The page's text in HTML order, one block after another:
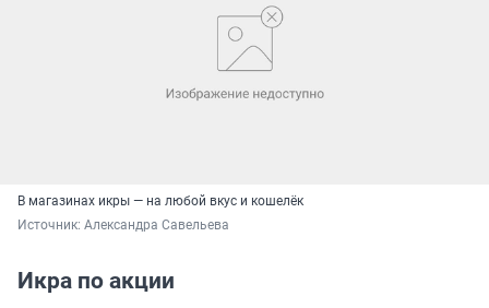
В магазинах икры — на любой вкус и кошелёк
Источник: Александра Савельева
Икра по акции